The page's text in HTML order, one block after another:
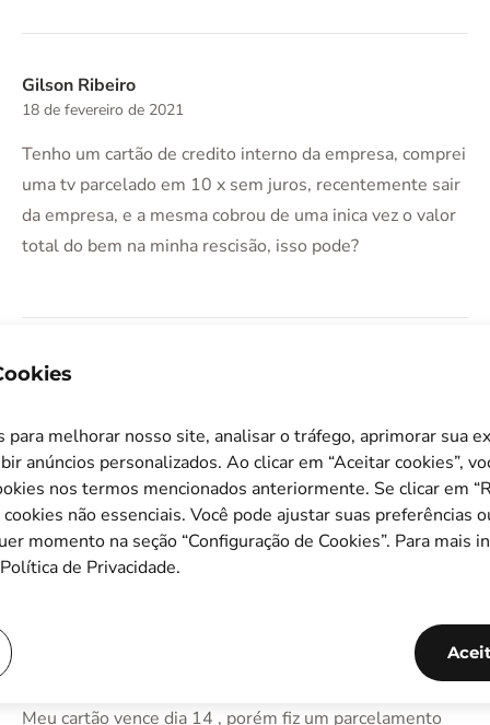
Gilson Ribeiro
18 de fevereiro de 2021
Tenho um cartão de credito interno da empresa, comprei
uma tv parcelado em 10 x sem juros, recentemente sair
da empresa, e a mesma cobrou de uma inica vez o valor
total do bem na minha rescisão, isso pode?
Diomar Ezequiel
Fiz um parcelamento de 3 vezes no cartão de crédito do
sem parar paguei uma multa no valor de 148.00 é era
133.00 foi descontado o valor total 148.00
Meu cartão vence dia 14 , porém fiz um parcelamento
para melhorar nosso site, analisar o tráfego, aprimorar sua
anúncios personalizados. Ao clicar em “Aceitar cookies”,
nos termos mencionados anteriormente. Se clicar em
não essenciais. Você pode ajustar suas preferências
momento na seção “Configuração de Cookies”. Para mais
de Privacidade.